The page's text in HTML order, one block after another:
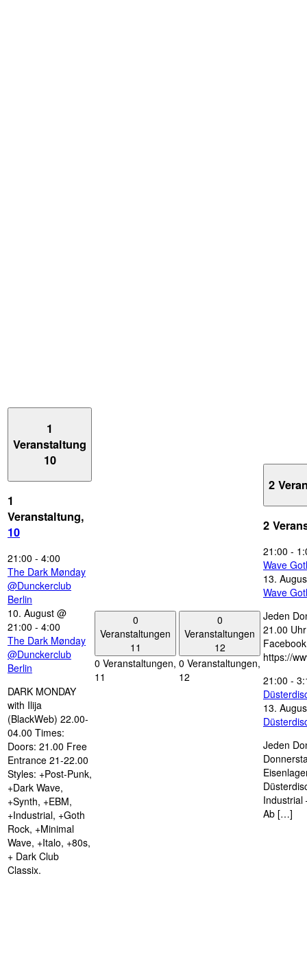
1
Veranstaltung
10
1
Veranstaltung,
10
21:00 - 4:00
The Dark Mønday
@Dunckerclub
Berlin
10. August @
21:00 - 4:00
The Dark Mønday
@Dunckerclub
Berlin
DARK MONDAY
with Ilija
(BlackWeb) 22.00-
04.00 Times:
Doors: 21.00 Free
Entrance 21-22.00
Styles: +Post-Punk,
+Dark Wave,
+Synth, +EBM,
+Industrial, +Goth
Rock, +Minimal
Wave, +Italo, +80s,
+ Dark Club
Classix.
0
Veranstaltungen
11
0 Veranstaltungen,
11
0
Veranstaltungen
12
0 Veranstaltungen,
12
2
2
21:00 -
Wave
13.
Wave
Jeden
21.00
https://
21:00 -
13.
Jeden
Industrial
Ab […]